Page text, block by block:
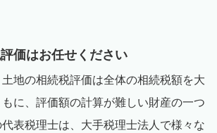
価はお任せください
地の相続税評価は全体の相続税額を大
に、評価額の計算が難しい財産の一つ
表税理士は、大手税理士法人で様々な